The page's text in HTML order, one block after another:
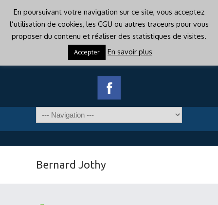
Bernard Jothy
En poursuivant votre navigation sur ce site, vous acceptez
l’utilisation de cookies, les CGU ou autres traceurs pour vous
proposer du contenu et réaliser des statistiques de visites.
Accepter En savoir plus